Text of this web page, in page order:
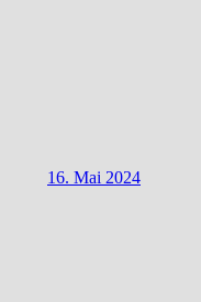
16. Mai 2024